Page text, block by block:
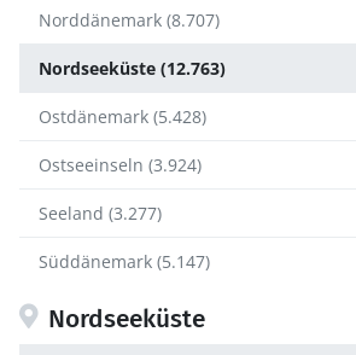
Norddänemark (8.707)
Nordseeküste (12.763)
Ostdänemark (5.428)
Ostseeinseln (3.924)
Seeland (3.277)
Süddänemark (5.147)
Nordseeküste